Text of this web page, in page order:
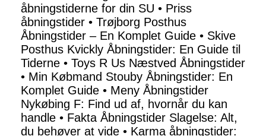
åbningstiderne for din SU • Priss
åbningstider • Trøjborg Posthus
Åbningstider – En Komplet Guide • Skive
Posthus Kvickly Åbningstider: En Guide til
Tiderne • Toys R Us Næstved Åbningstider
• Min Købmand Stouby Åbningstider: En
Komplet Guide • Meny Åbningstider
Nykøbing F: Find ud af, hvornår du kan
handle • Fakta Åbningstider Slagelse: Alt,
du behøver at vide • Karma åbningstider: